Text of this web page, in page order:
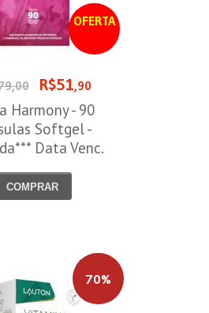
OFERTA
R$51,90
Harmony - 90
Softgel -
Data Venc.
COMPRAR
70%